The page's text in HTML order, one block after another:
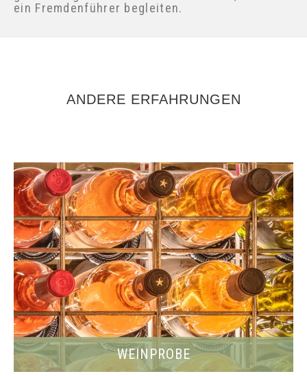
ganzen Tag dauern. enn Sie möchten, kann Sie
ein Fremdenführer begleiten.
ANDERE ERFAHRUNGEN
WEINPROBE
×